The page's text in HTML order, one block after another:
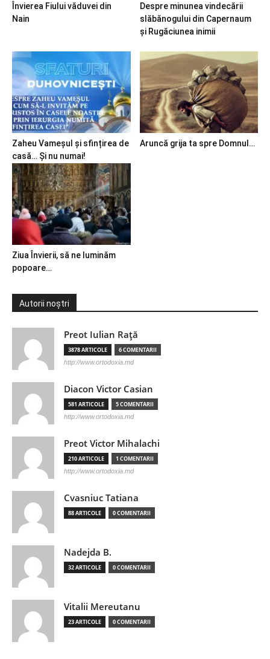
Învierea Fiului văduvei din
Nain
Despre minunea vindecării
slăbănogului din Capernaum
și Rugăciunea inimii
Zaheu Vameșul și sfințirea de
casă… Și nu numai!
Aruncă grija ta spre Domnul…
Ziua Învierii, să ne luminăm
popoare…
Autorii noștri
Preot Iulian Raţă
3878 ARTICOLE 6 COMENTARII
http://www.ortodoxia.md
Diacon Victor Casian
581 ARTICOLE 5 COMENTARII
http://www.ortodoxia.md
Preot Victor Mihalachi
210 ARTICOLE 1 COMENTARII
http://www.ortodoxia.md
Cvasniuc Tatiana
88 ARTICOLE 0 COMENTARII
Nadejda B.
32 ARTICOLE 0 COMENTARII
Vitalii Mereutanu
23 ARTICOLE 0 COMENTARII